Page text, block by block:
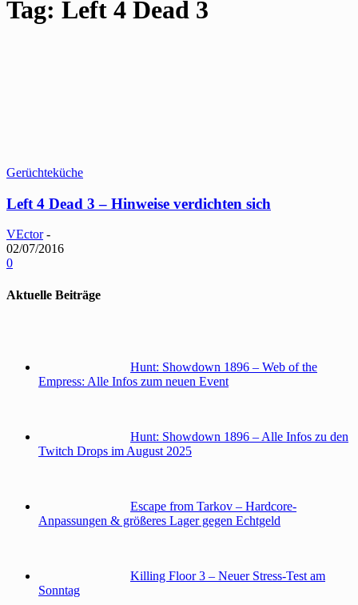
Tag: Left 4 Dead 3
Gerüchteküche
Left 4 Dead 3 – Hinweise verdichten sich
VEctor -
02/07/2016
0
Aktuelle Beiträge
Hunt: Showdown 1896 – Web of the
Empress: Alle Infos zum neuen Event
Hunt: Showdown 1896 – Alle Infos zu den
Twitch Drops im August 2025
Escape from Tarkov – Hardcore-
Anpassungen & größeres Lager gegen Echtgeld
Killing Floor 3 – Neuer Stress-Test am
Sonntag